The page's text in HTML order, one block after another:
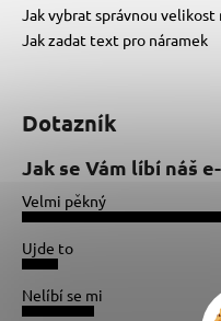
Jak vybrat správnou velikost
Jak zadat text pro náramek
Dotazník
Jak se Vám líbí náš
Velmi pěkný
Ujde to
Nelíbí se mi